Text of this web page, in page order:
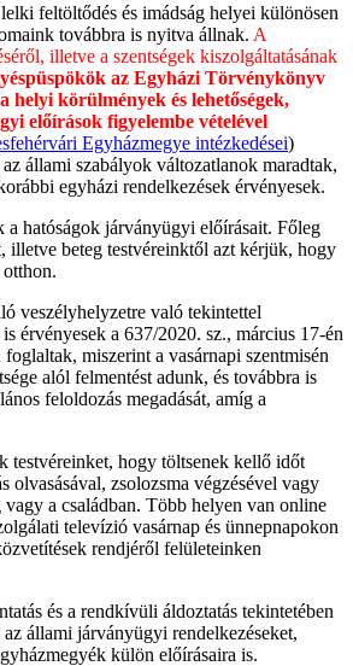
feltöltődés és imádság helyei különösen
továbbra is nyitva állnak. A
illetve a szentségek kiszolgáltatásának
az Egyházi Törvénykönyv
helyi körülmények és lehetőségek,
előírások figyelembe vételével
Egyházmegye intézkedései)
állami szabályok változatlanok maradtak,
egyházi rendelkezések érvényesek.
a hatóságok járványügyi előírásait. Főleg
illetve beteg testvéreinktől azt kérjük, hogy
veszélyhelyzetre való tekintettel
érvényesek a 637/2020. sz., március 17-én
miszerint a vasárnapi szentmisén
alól felmentést adunk, és továbbra is
feloldozás megadását, amíg a
testvéreinket, hogy töltsenek kellő időt
olvasásával, zsolozsma végzésével vagy
a családban. Több helyen van online
televízió vasárnap és ünnepnapokon
rendjéről felületeinken
és a rendkívüli áldoztatás tekintetében
állami járványügyi rendelkezéseket,
külön előírásaira is.